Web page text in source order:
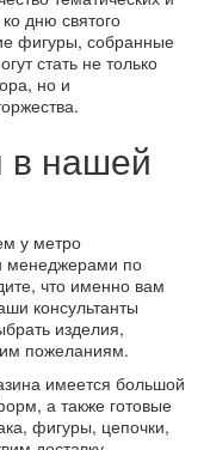
дню святого
фигуры, собранные
стать не только
но и
в нашей
у метро
менеджерами по
что именно вам
консультанты
изделия,
пожеланиям.
имеется большой
а также готовые
фигуры, цепочки,